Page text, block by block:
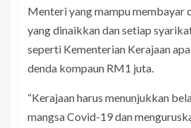
Menteri yang mampu membayar
yang dinaikkan dan setiap
seperti Kementerian Kerajaan
denda kompaun RM1 juta.
“Kerajaan harus menunjukkan
mangsa Covid-19 dan